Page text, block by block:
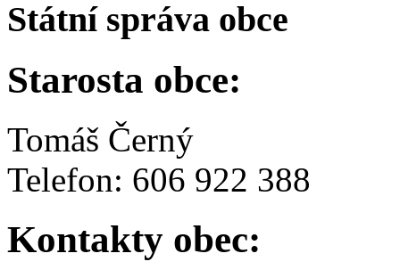
Státní správa obce
Starosta obce:
Tomáš Černý
Telefon: 606 922 388
Kontakty obec: